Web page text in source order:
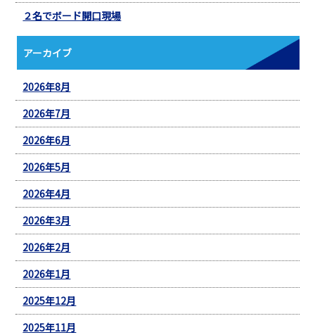
２名でボード開口現場
アーカイブ
2026年8月
2026年7月
2026年6月
2026年5月
2026年4月
2026年3月
2026年2月
2026年1月
2025年12月
2025年11月